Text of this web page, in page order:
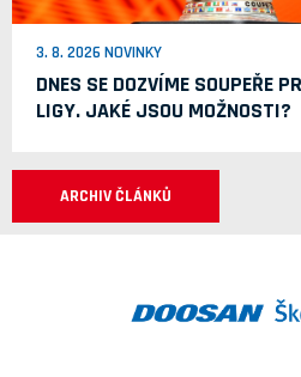
3. 8. 2026 NOVINKY
DNES SE DOZVÍME SOUPEŘE
LIGY. JAKÉ JSOU MOŽNOSTI?
ARCHIV ČLÁNKŮ